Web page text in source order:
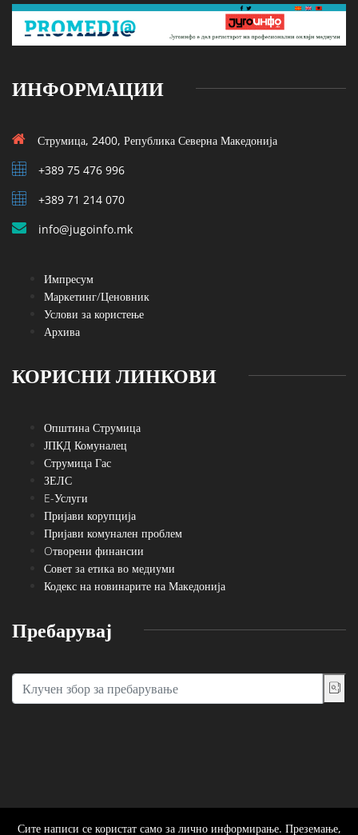
ИНФОРМАЦИИ
Струмица, 2400, Република Северна Македонија
+389 75 476 996
+389 71 214 070
info@jugoinfo.mk
Импресум
Маркетинг/Ценовник
Услови за користење
Архива
КОРИСНИ ЛИНКОВИ
Општина Струмица
ЈПКД Комуналец
Струмица Гас
ЗЕЛС
E-Услуги
Пријави корупција
Пријави комунален проблем
Oтворени финансии
Совет за етика во медиуми
Кодекс на новинарите на Македонија
Пребарувај
Сите написи се користат само за лично информирање. Преземање,